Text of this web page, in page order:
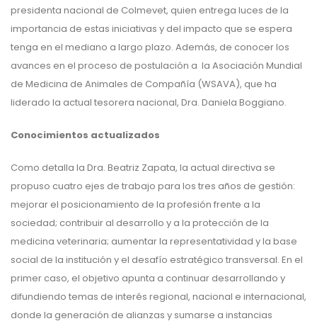
presidenta nacional de Colmevet, quien entrega luces de la
importancia de estas iniciativas y del impacto que se espera
tenga en el mediano a largo plazo. Además, de conocer los
avances en el proceso de postulación a la Asociación Mundial
de Medicina de Animales de Compañía (WSAVA), que ha
liderado la actual tesorera nacional, Dra. Daniela Boggiano.
Conocimientos actualizados
Como detalla la Dra. Beatriz Zapata, la actual directiva se
propuso cuatro ejes de trabajo para los tres años de gestión:
mejorar el posicionamiento de la profesión frente a la
sociedad; contribuir al desarrollo y a la protección de la
medicina veterinaria; aumentar la representatividad y la base
social de la institución y el desafío estratégico transversal. En el
primer caso, el objetivo apunta a continuar desarrollando y
difundiendo temas de interés regional, nacional e internacional,
donde la generación de alianzas y sumarse a instancias